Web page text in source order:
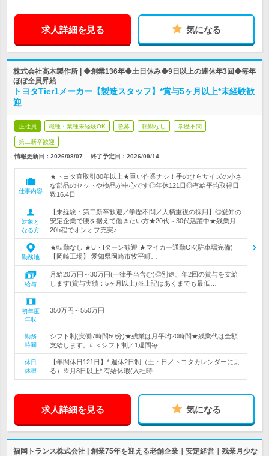
求人詳細を見る 気になる
株式会社高木製作所 | ◆創業136年◆土日休み◆9日以上の連休年3回◆毎年
ほぼ全員昇給
トヨタTier1メーカー【製造スタッフ】*賞与5ヶ月以上*未経験歓
迎
正社員 職種・業種未経験OK 急募 転勤なし 学歴不問
第二新卒歓迎
情報更新日：2026/08/07 終了予定日： 2026/09/14
仕事内容
★トヨタ直取引80年以上★重い作業ナシ！手のひらサイズの小さ
な部品のセットや検品が中心です◎年休121日◎有給平均取得日
数16.4日
対象と
なる方
【未経験・第二新卒歓迎／学歴不問／人柄重視の採用】◎愛知の
安定企業で腰を据えて働きたい方★20代～30代活躍中★残業月
20h程でオンオフ充実♪
勤務地
★転勤なし ★U・Iターン歓迎 ★マイカー通勤OK(駐車場完備)
【岡崎工場】 愛知県岡崎市牧平町…
給与
月給20万円～30万円(一律手当含む)◎別途、年2回の賞与を支給
します(賞与実績：5ヶ月以上)※上記はあくまでも最低…
初年度
年収
350万円～550万円
勤務
時間
シフト制(実働7時間50分)★残業は月平均20時間★残業代は全額
支給します。# ＜シフト制／1週間毎…
休日
休暇
【年間休日121日】* 週休2日制（土・日／トヨタカレンダーによ
る）※月8日以上* 有給休暇(入社時…
求人詳細を見る 気になる
福岡トランス株式会社 | 創業75年を迎える老舗企業｜安定経営｜残業月少な